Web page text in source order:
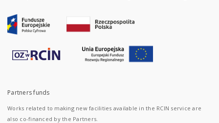
Partners funds
Works related to making new facilities available in the RCIN service are
also co-financed by the Partners.